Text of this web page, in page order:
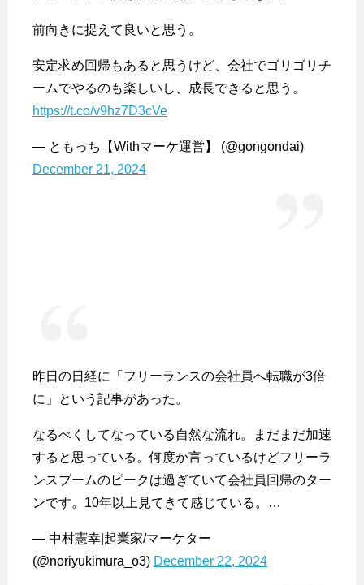
前向きに捉えて良いと思う。
安定求め回帰もあると思うけど、会社でゴリゴリチ
ームでやるのも楽しいし、成長できると思う。
https://t.co/v9hz7D3cVe
— ともっち【Withマーケ運営】 (@gongondai)
December 21, 2024
昨日の日経に「フリーランスの会社員へ転職が3倍
に」という記事があった。
なるべくしてなっている自然な流れ。まだまだ加速
すると思っている。何度か言っているけどフリーラ
ンスブームのピークは過ぎていて会社員回帰のター
ンです。10年以上見てきて感じている。…
— 中村憲幸|起業家/マーケター
(@noriyukimura_o3) December 22, 2024